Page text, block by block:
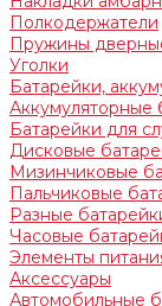
Полкодержатели
Пружины
Уголки
Батарейки,
Аккумуляторные
Батарейки для
Дисковые
Мизинчиковые
Пальчиковые
Разные
Часовые
Элементы
Аксессуары
Автомобильные